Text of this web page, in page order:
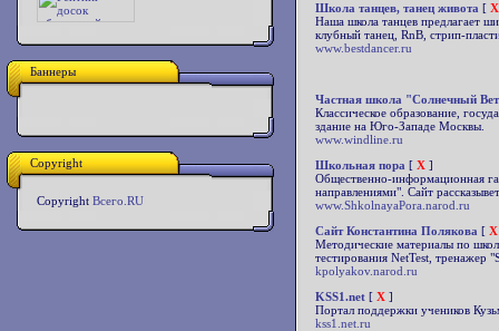
Баннеры
Copyright
Copyright Всего.RU
Школа танцев, танец живота [ X
Наша школа танцев предлагает
клубный танец, RnB, стрип-
www.bestdancer.ru
Частная школа "Солнечный
Классическое образование,
здание на Юго-Западе Москвы.
www.windline.ru
Школьная пора [ X ]
Общественно-информационная
направлениями". Сайт
www.ShkolnayaPora.narod.ru
Сайт Константина Полякова [ X
Методические материалы по
тестирования NetTest, тренажер
kpolyakov.narod.ru
KSS1.net [ X ]
Портал поддержки учеников
kss1.net.ru